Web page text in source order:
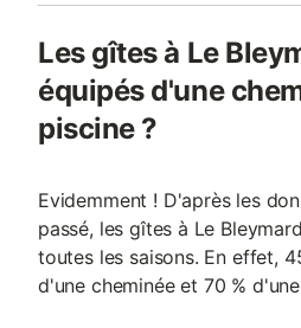
Les gîtes à Le
équipés d'une
piscine ?
Evidemment ! D'après les
passé, les gîtes à Le
toutes les saisons. En effet,
d'une cheminée et 70 %